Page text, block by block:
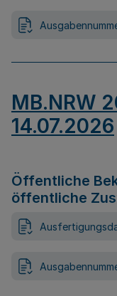
MB.NRW
14.07.2026
Öffentliche
öffentliche